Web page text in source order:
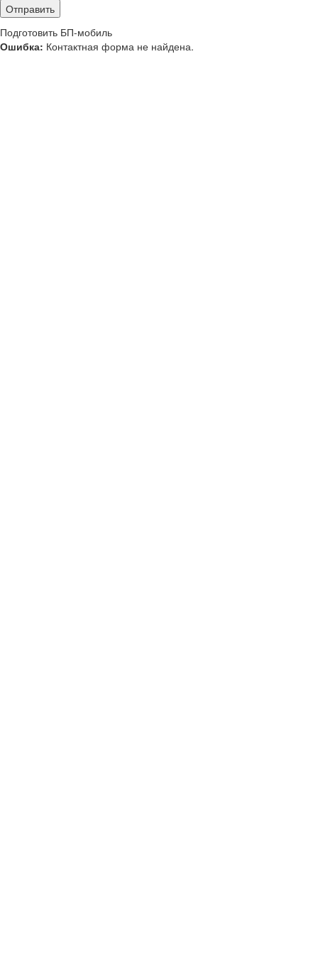
Подготовить БП-мобиль
Ошибка: Контактная форма не найдена.